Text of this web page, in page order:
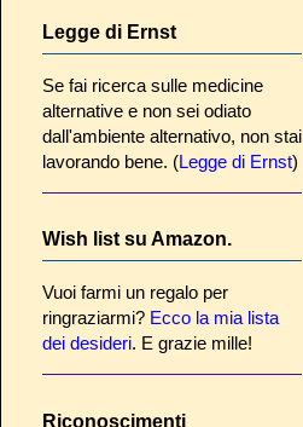
Legge di Ernst
Se fai ricerca sulle medicine
alternative e non sei odiato
dall'ambiente alternativo, non stai
lavorando bene. (Legge di Ernst)
Wish list su Amazon.
Vuoi farmi un regalo per
ringraziarmi? Ecco la mia lista
dei desideri. E grazie mille!
Riconoscimenti